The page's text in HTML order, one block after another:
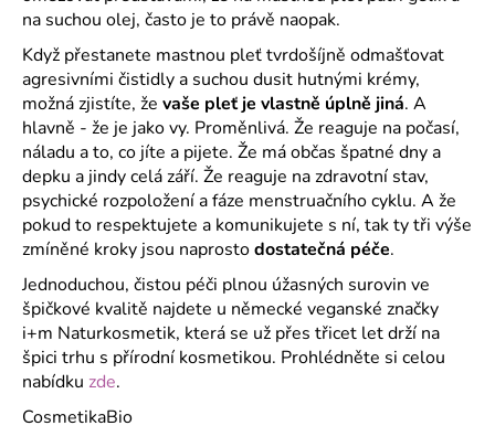
na suchou olej, často je to právě naopak.
Když přestanete mastnou pleť tvrdošíjně odmašťovat
agresivními čistidly a suchou dusit hutnými krémy,
možná zjistíte, že vaše pleť je vlastně úplně jiná. A
hlavně - že je jako vy. Proměnlivá. Že reaguje na počasí,
náladu a to, co jíte a pijete. Že má občas špatné dny a
depku a jindy celá září. Že reaguje na zdravotní stav,
psychické rozpoložení a fáze menstruačního cyklu. A že
pokud to respektujete a komunikujete s ní, tak ty tři výše
zmíněné kroky jsou naprostodostatečná péče.
Jednoduchou, čistou péči plnou úžasných surovin ve
špičkové kvalitě najdete u německé veganské značky
i+m Naturkosmetik, která se už přes třicet let drží na
špici trhu s přírodní kosmetikou. Prohlédněte si celou
nabídku zde.
CosmetikaBio